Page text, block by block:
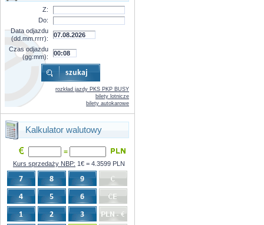
Z:
Do:
Data odjazdu
(dd.mm.rrrr):
Czas odjazdu
(gg:mm):
rozkład jazdy PKS PKP BUSY
bilety lotnicze
bilety autokarowe
Kalkulator walutowy
=
Kurs sprzedaży NBP: 1€ = 4.3599 PLN